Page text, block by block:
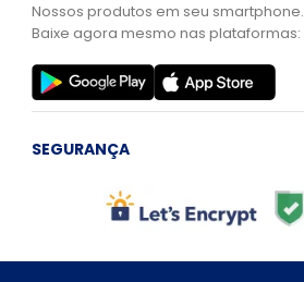
Nossos produtos em seu smartphone.
Baixe agora mesmo nas plataformas:
SEGURANÇA